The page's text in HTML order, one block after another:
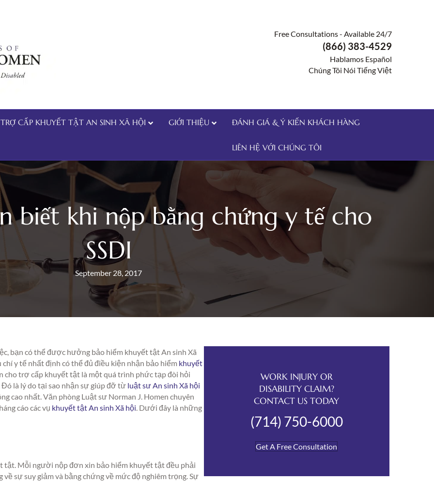
Free Consultations - Available 24/7
(866) 383-4529
Hablamos Español
Chúng Tôi Nói Tiếng Việt
TRỢ CẤP KHUYẾT TẬT AN SINH XÃ HỘI GIỚI THIỆU ĐÁNH GIÁ & Ý KIẾN KHÁCH HÀNG
LIÊN HỆ VỚI CHÚNG TÔI
biết khi nộp bằng chứng y tế cho
SSDI
September 28, 2017
bạn có thể được hưởng bảo hiểm khuyết tật An sinh Xã
y tế nhất định có thể đủ điều kiện nhận bảo hiểm khuyết
cho trợ cấp khuyết tật là một quá trình phức tạp đòi hỏi
là lý do tại sao nhận sự giúp đỡ từ luật sư An sinh Xã hội
cao nhất. Văn phòng Luật sư Norman J. Homen chuyên
cáo các vụ khuyết tật An sinh Xã hội. Dưới đây là những
tật. Mỗi người nộp đơn xin bảo hiểm khuyết tật đều phải
sự suy giảm và bằng chứng về mức độ nghiêm trọng. Sự
WORK INJURY OR
DISABILITY CLAIM?
CONTACT US TODAY
(714) 750-6000
Get A Free Consultation